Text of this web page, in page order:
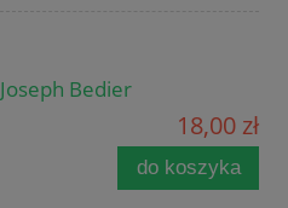
Bedier
18,00 zł
do koszyka